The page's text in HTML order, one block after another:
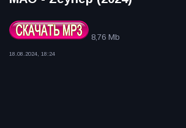
8,76 Mb
18.08.2024, 18:24